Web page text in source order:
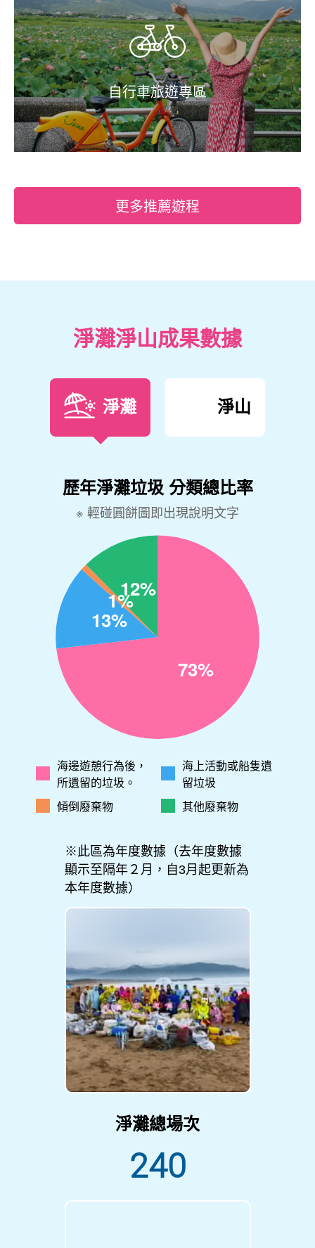
自行車旅遊專區
更多推薦遊程
淨灘淨山成果數據
淨灘
海邊遊憩行為後，
所遺留的垃圾。
海上活動或船隻遺
留垃圾
傾倒廢棄物
其他廢棄物
※此區為年度數據（去年度數據
顯示至隔年２月，自3月起更新為
本年度數據）
淨灘總場次
240
淨山